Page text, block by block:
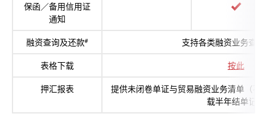
保函／备用信用证
通知
融资查询及还款#
支持各类融资业务查
表格下载
按此
押汇报表
提供未闭卷单证与贸易融资业务清单（不
载半年结单记录